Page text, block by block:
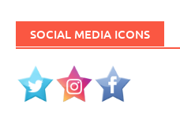
SOCIAL MEDIA ICONS